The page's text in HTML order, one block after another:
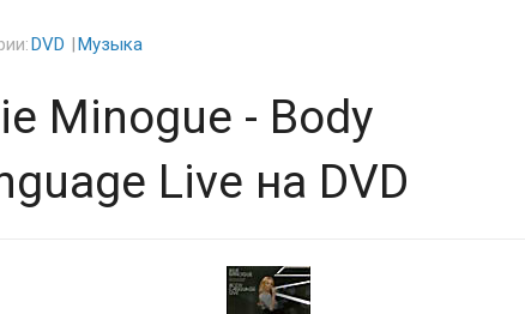
DVD Музыка
Minogue - Body
Live на DVD